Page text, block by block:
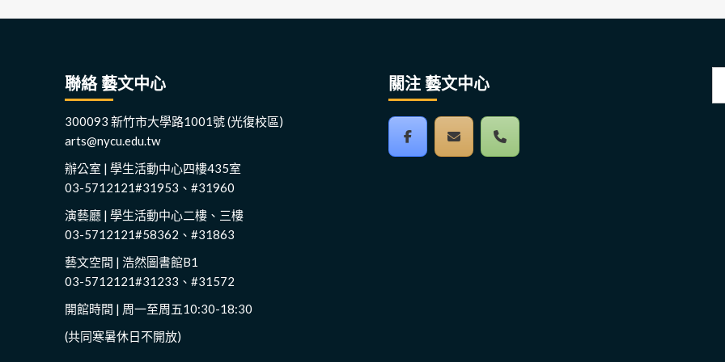
聯絡 藝文中心
300093 新竹市大學路1001號 (光復校區)
arts@nycu.edu.tw
辦公室 | 學生活動中心四樓435室
03-5712121#31953、#31960
演藝廳 | 學生活動中心二樓、三樓
03-5712121#58362、#31863
藝文空間 | 浩然圖書館B1
03-5712121#31233、#31572
開館時間 | 周一至周五10:30-18:30
(共同寒暑休日不開放)
關注 藝文中心